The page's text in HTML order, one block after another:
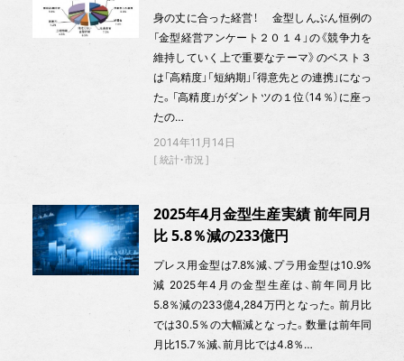
身の丈に合った経営！ 金型しんぶん恒例の
「金型経営アンケート２０１４」の《競争力を
維持していく上で重要なテーマ》のベスト３
は「高精度」「短納期」「得意先との連携」になっ
た。「高精度」がダントツの１位（14％）に座っ
たの…
2014年11月14日
統計・市況
2025年4月金型生産実績 前年同月
比 5.8％減の233億円
プレス用金型は7.8%減、プラ用金型は10.9%
減 2025年4月の金型生産は、前年同月比
5.8％減の233億4,284万円となった。前月比
では30.5％の大幅減となった。数量は前年同
月比15.7％減、前月比では4.8％…